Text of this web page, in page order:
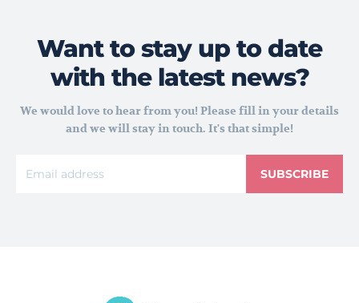
Want to stay up to date
with the latest news?
We would love to hear from you! Please fill in your details
and we will stay in touch. It's that simple!
SUBSCRIBE